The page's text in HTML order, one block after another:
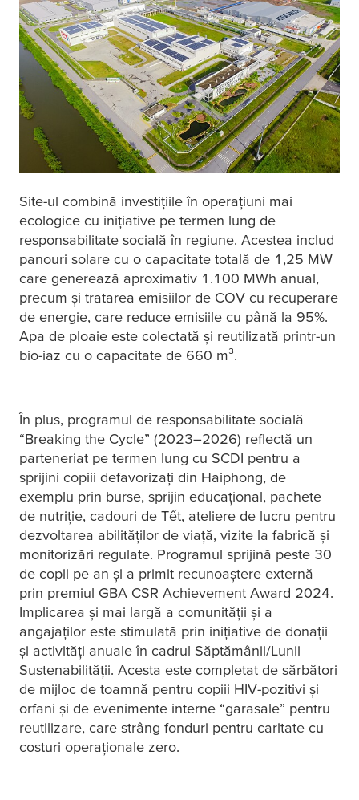
Site-ul combină investițiile în operațiuni mai
ecologice cu inițiative pe termen lung de
responsabilitate socială în regiune. Acestea includ
panouri solare cu o capacitate totală de 1,25 MW
care generează aproximativ 1.100 MWh anual,
precum și tratarea emisiilor de COV cu recuperare
de energie, care reduce emisiile cu până la 95%.
Apa de ploaie este colectată și reutilizată printr-un
bio-iaz cu o capacitate de 660 m³.
În plus, programul de responsabilitate socială
“Breaking the Cycle” (2023–2026) reflectă un
parteneriat pe termen lung cu SCDI pentru a
sprijini copiii defavorizați din Haiphong, de
exemplu prin burse, sprijin educațional, pachete
de nutriție, cadouri de Tết, ateliere de lucru pentru
dezvoltarea abilităților de viață, vizite la fabrică și
monitorizări regulate. Programul sprijină peste 30
de copii pe an și a primit recunoaștere externă
prin premiul GBA CSR Achievement Award 2024.
Implicarea și mai largă a comunității și a
angajaților este stimulată prin inițiative de donații
și activități anuale în cadrul Săptămânii/Lunii
Sustenabilității. Acesta este completat de sărbători
de mijloc de toamnă pentru copiii HIV-pozitivi și
orfani și de evenimente interne “garasale” pentru
reutilizare, care strâng fonduri pentru caritate cu
costuri operaționale zero.